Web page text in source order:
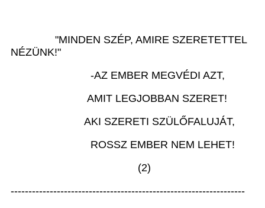
"MINDEN SZÉP, AMIRE SZERETETTEL
NÉZÜNK!"
-AZ EMBER MEGVÉDI AZT,
AMIT LEGJOBBAN SZERET!
AKI SZERETI SZÜLŐFALUJÁT,
ROSSZ EMBER NEM LEHET!
(2)
------------------------------------------------------------------